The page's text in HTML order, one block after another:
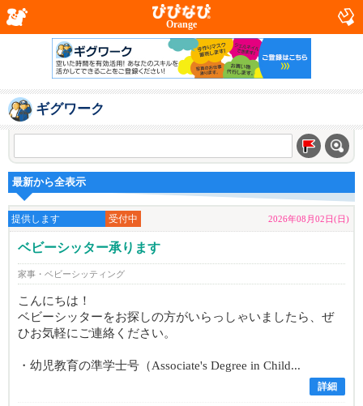
Orange
ギグワーク
最新から全表示
提供します 受付中 2026年08月02日(日)
ベビーシッター承ります
家事・ベビーシッティング
こんにちは！
ベビーシッターをお探しの方がいらっしゃいましたら、ぜ
ひお気軽にご連絡ください。
・幼児教育の準学士号（Associate's Degree in Child...
詳細